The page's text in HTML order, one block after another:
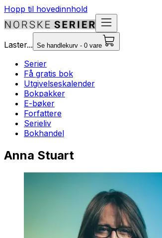
Hopp til hovedinnhold
Laster... Se handlekurv - 0 vare
Serier
Få gratis bok
Utgivelseskalender
Bokpakker
E-bøker
Forfattere
Serieliv
Bokhandel
Anna Stuart